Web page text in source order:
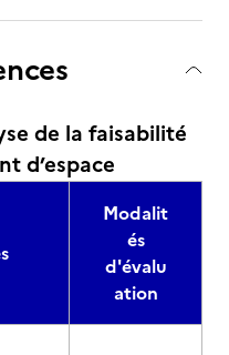
de la faisabilité
d’espace
Modalit
és
d'évalu
ation